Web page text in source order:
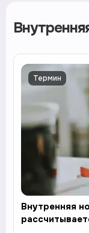
Термин
Внутренняя